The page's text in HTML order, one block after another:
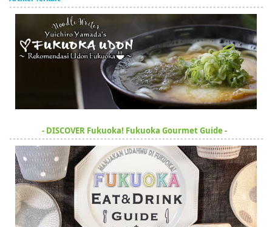
- DISCOVER Fukuoka! Fukuoka Gourmet Guide -